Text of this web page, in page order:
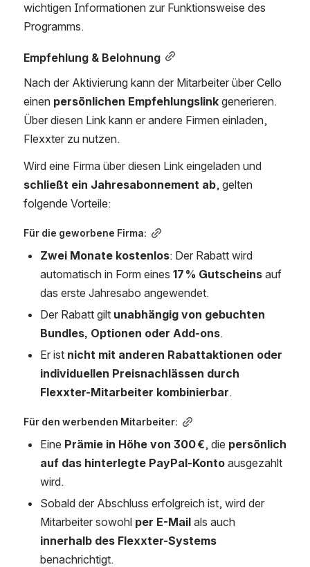
wichtigen Informationen zur Funktionsweise des
Programms.
Empfehlung & Belohnung
Nach der Aktivierung kann der Mitarbeiter über Cello
einen persönlichen Empfehlungslink generieren.
Über diesen Link kann er andere Firmen einladen,
Flexxter zu nutzen.
schließt ein Jahresabonnement ab, gelten
folgende Vorteile:
Für die geworbene Firma:
Zwei Monate kostenlos: Der Rabatt wird
automatisch in Form eines 17 % Gutscheins auf
das erste Jahresabo angewendet.
Der Rabatt gilt unabhängig von gebuchten
Bundles, Optionen oder Add-ons.
Er ist nicht mit anderen Rabattaktionen oder
individuellen Preisnachlässen durch
Flexxter-Mitarbeiter kombinierbar.
Für den werbenden Mitarbeiter:
Eine Prämie in Höhe von 300 €, die persönlich
auf das hinterlegte PayPal-Konto ausgezahlt
wird.
Sobald der Abschluss erfolgreich ist, wird der
Mitarbeiter sowohl per E-Mail
innerhalb des Flexxter-Systems
benachrichtigt.